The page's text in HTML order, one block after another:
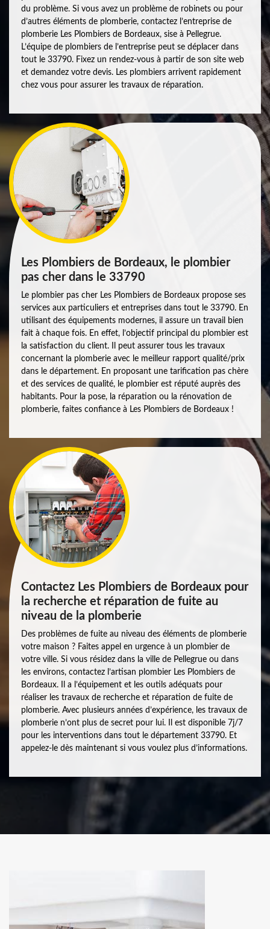
du problème. Si vous avez un problème de robinets ou pour
d’autres éléments de plomberie, contactez l’entreprise de
plomberie Les Plombiers de Bordeaux, sise à Pellegrue.
L’équipe de plombiers de l’entreprise peut se déplacer dans
tout le 33790. Fixez un rendez-vous à partir de son site web
et demandez votre devis. Les plombiers arrivent rapidement
chez vous pour assurer les travaux de réparation.
Les Plombiers de Bordeaux, le plombier
pas cher dans le 33790
Le plombier pas cher Les Plombiers de Bordeaux propose ses
services aux particuliers et entreprises dans tout le 33790. En
utilisant des équipements modernes, il assure un travail bien
fait à chaque fois. En effet, l’objectif principal du plombier est
la satisfaction du client. Il peut assurer tous les travaux
concernant la plomberie avec le meilleur rapport qualité/prix
dans le département. En proposant une tarification pas chère
et des services de qualité, le plombier est réputé auprès des
habitants. Pour la pose, la réparation ou la rénovation de
plomberie, faites confiance à Les Plombiers de Bordeaux !
Contactez Les Plombiers de Bordeaux pour
la recherche et réparation de fuite au
niveau de la plomberie
Des problèmes de fuite au niveau des éléments de plomberie
votre maison ? Faites appel en urgence à un plombier de
votre ville. Si vous résidez dans la ville de Pellegrue ou dans
les environs, contactez l’artisan plombier Les Plombiers de
Bordeaux. Il a l’équipement et les outils adéquats pour
réaliser les travaux de recherche et réparation de fuite de
plomberie. Avec plusieurs années d’expérience, les travaux de
plomberie n’ont plus de secret pour lui. Il est disponible 7j/7
pour les interventions dans tout le département 33790. Et
appelez-le dès maintenant si vous voulez plus d’informations.